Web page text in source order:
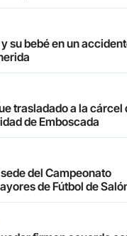
su bebé en un
trasladado a la cárcel
de Emboscada
del Campeonato
de Fútbol de